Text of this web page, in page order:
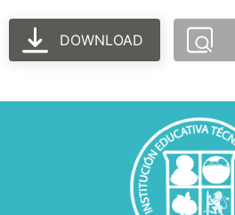
DOWNLOAD